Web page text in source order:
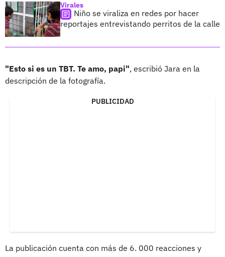
Virales
Niño se viraliza en redes por hacer
reportajes entrevistando perritos de la calle
"Esto si es un TBT. Te amo, papi", escribió Jara en la
descripción de la fotografía.
PUBLICIDAD
La publicación cuenta con más de 6. 000 reacciones y